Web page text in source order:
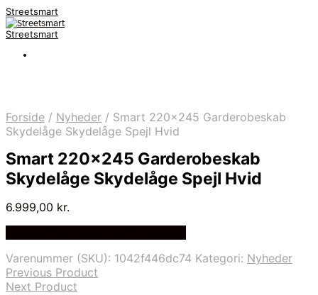
Streetsmart
Streetsmart
Forside / Nyheder / Smart 220×245 Garderobeskab
Skydelåge Skydelåge Spejl Hvid
Smart 220×245 Garderobeskab
Skydelåge Skydelåge Spejl Hvid
6.999,00 kr.
Varenummer (SKU): 1042f446dc74 Kategori: Nyheder
Previous Product
Next Product